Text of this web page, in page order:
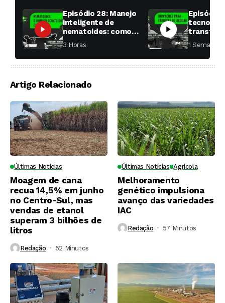
Episódio 28: Manejo
inteligente de
nematoides: como
aumentar a
produtividade das
soqueiras?
3 Horas ⁮
Episódio
fábricas
1 Semana ⁮
Artigo Relacionado
Últimas Notícias
Moagem de cana
recua 14,5% em junho
no Centro-Sul, mas
vendas de etanol
superam 3 bilhões de
litros
Redação 52 Minutos ⁮
Últimas Notícias Agrícola
Melhoramento
genético impulsiona
avanço das variedades
IAC
Redação 57 Minutos ⁮